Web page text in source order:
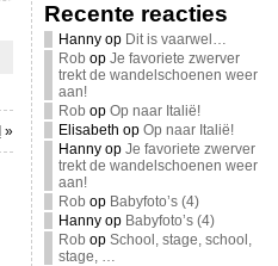
»
Recente reacties
Hannyop Dit is vaarwel…
Rob op Je favoriete zwerver
trekt de wandelschoenen weer
aan!
Rob op Op naar Italië!
Elisabeth op Op naar Italië!
Hannyop Je favoriete zwerver
trekt de wandelschoenen weer
aan!
Rob op Babyfoto’s (4)
Hannyop Babyfoto’s (4)
Rob op School, stage, school,
stage, …